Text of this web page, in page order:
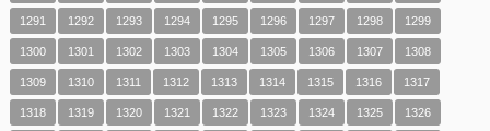
1291 1292 1293 1294 1295 1296 1297 1298 1299
1300 1301 1302 1303 1304 1305 1306 1307 1308
1309 1310 1311 1312 1313 1314 1315 1316 1317
1318 1319 1320 1321 1322 1323 1324 1325 1326